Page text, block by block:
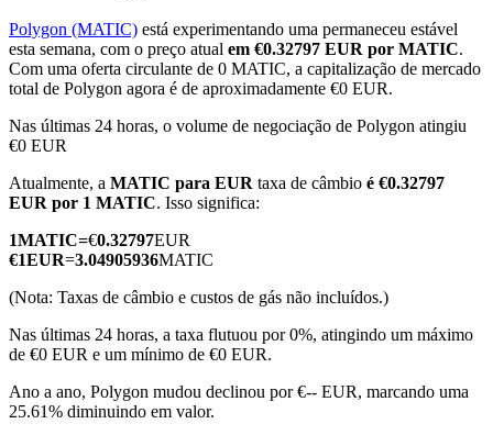
Futuros COIN-M
TradFi
Polygon (MATIC) está experimentando uma permaneceu estável
esta semana, com o preço atual em €0.32797 EUR por MATIC.
Com uma oferta circulante de 0 MATIC, a capitalização de mercado
total de Polygon agora é de aproximadamente €0 EUR.
Nas últimas 24 horas, o volume de negociação de Polygon atingiu
€0 EUR
Atualmente, a MATIC para EUR taxa de câmbio é €0.32797
EUR por 1 MATIC. Isso significa:
1MATIC=€0.32797EUR
€1EUR=3.04905936MATIC
(Nota: Taxas de câmbio e custos de gás não incluídos.)
Nas últimas 24 horas, a taxa flutuou por 0%, atingindo um máximo
de €0 EUR e um mínimo de €0 EUR.
Ano a ano, Polygon mudou declinou por €-- EUR, marcando uma
25.61% diminuindo em valor.